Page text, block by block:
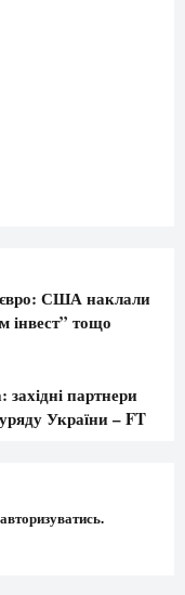
США наклали
інвест” тощо
партнери
України – FT
авторизуватись.